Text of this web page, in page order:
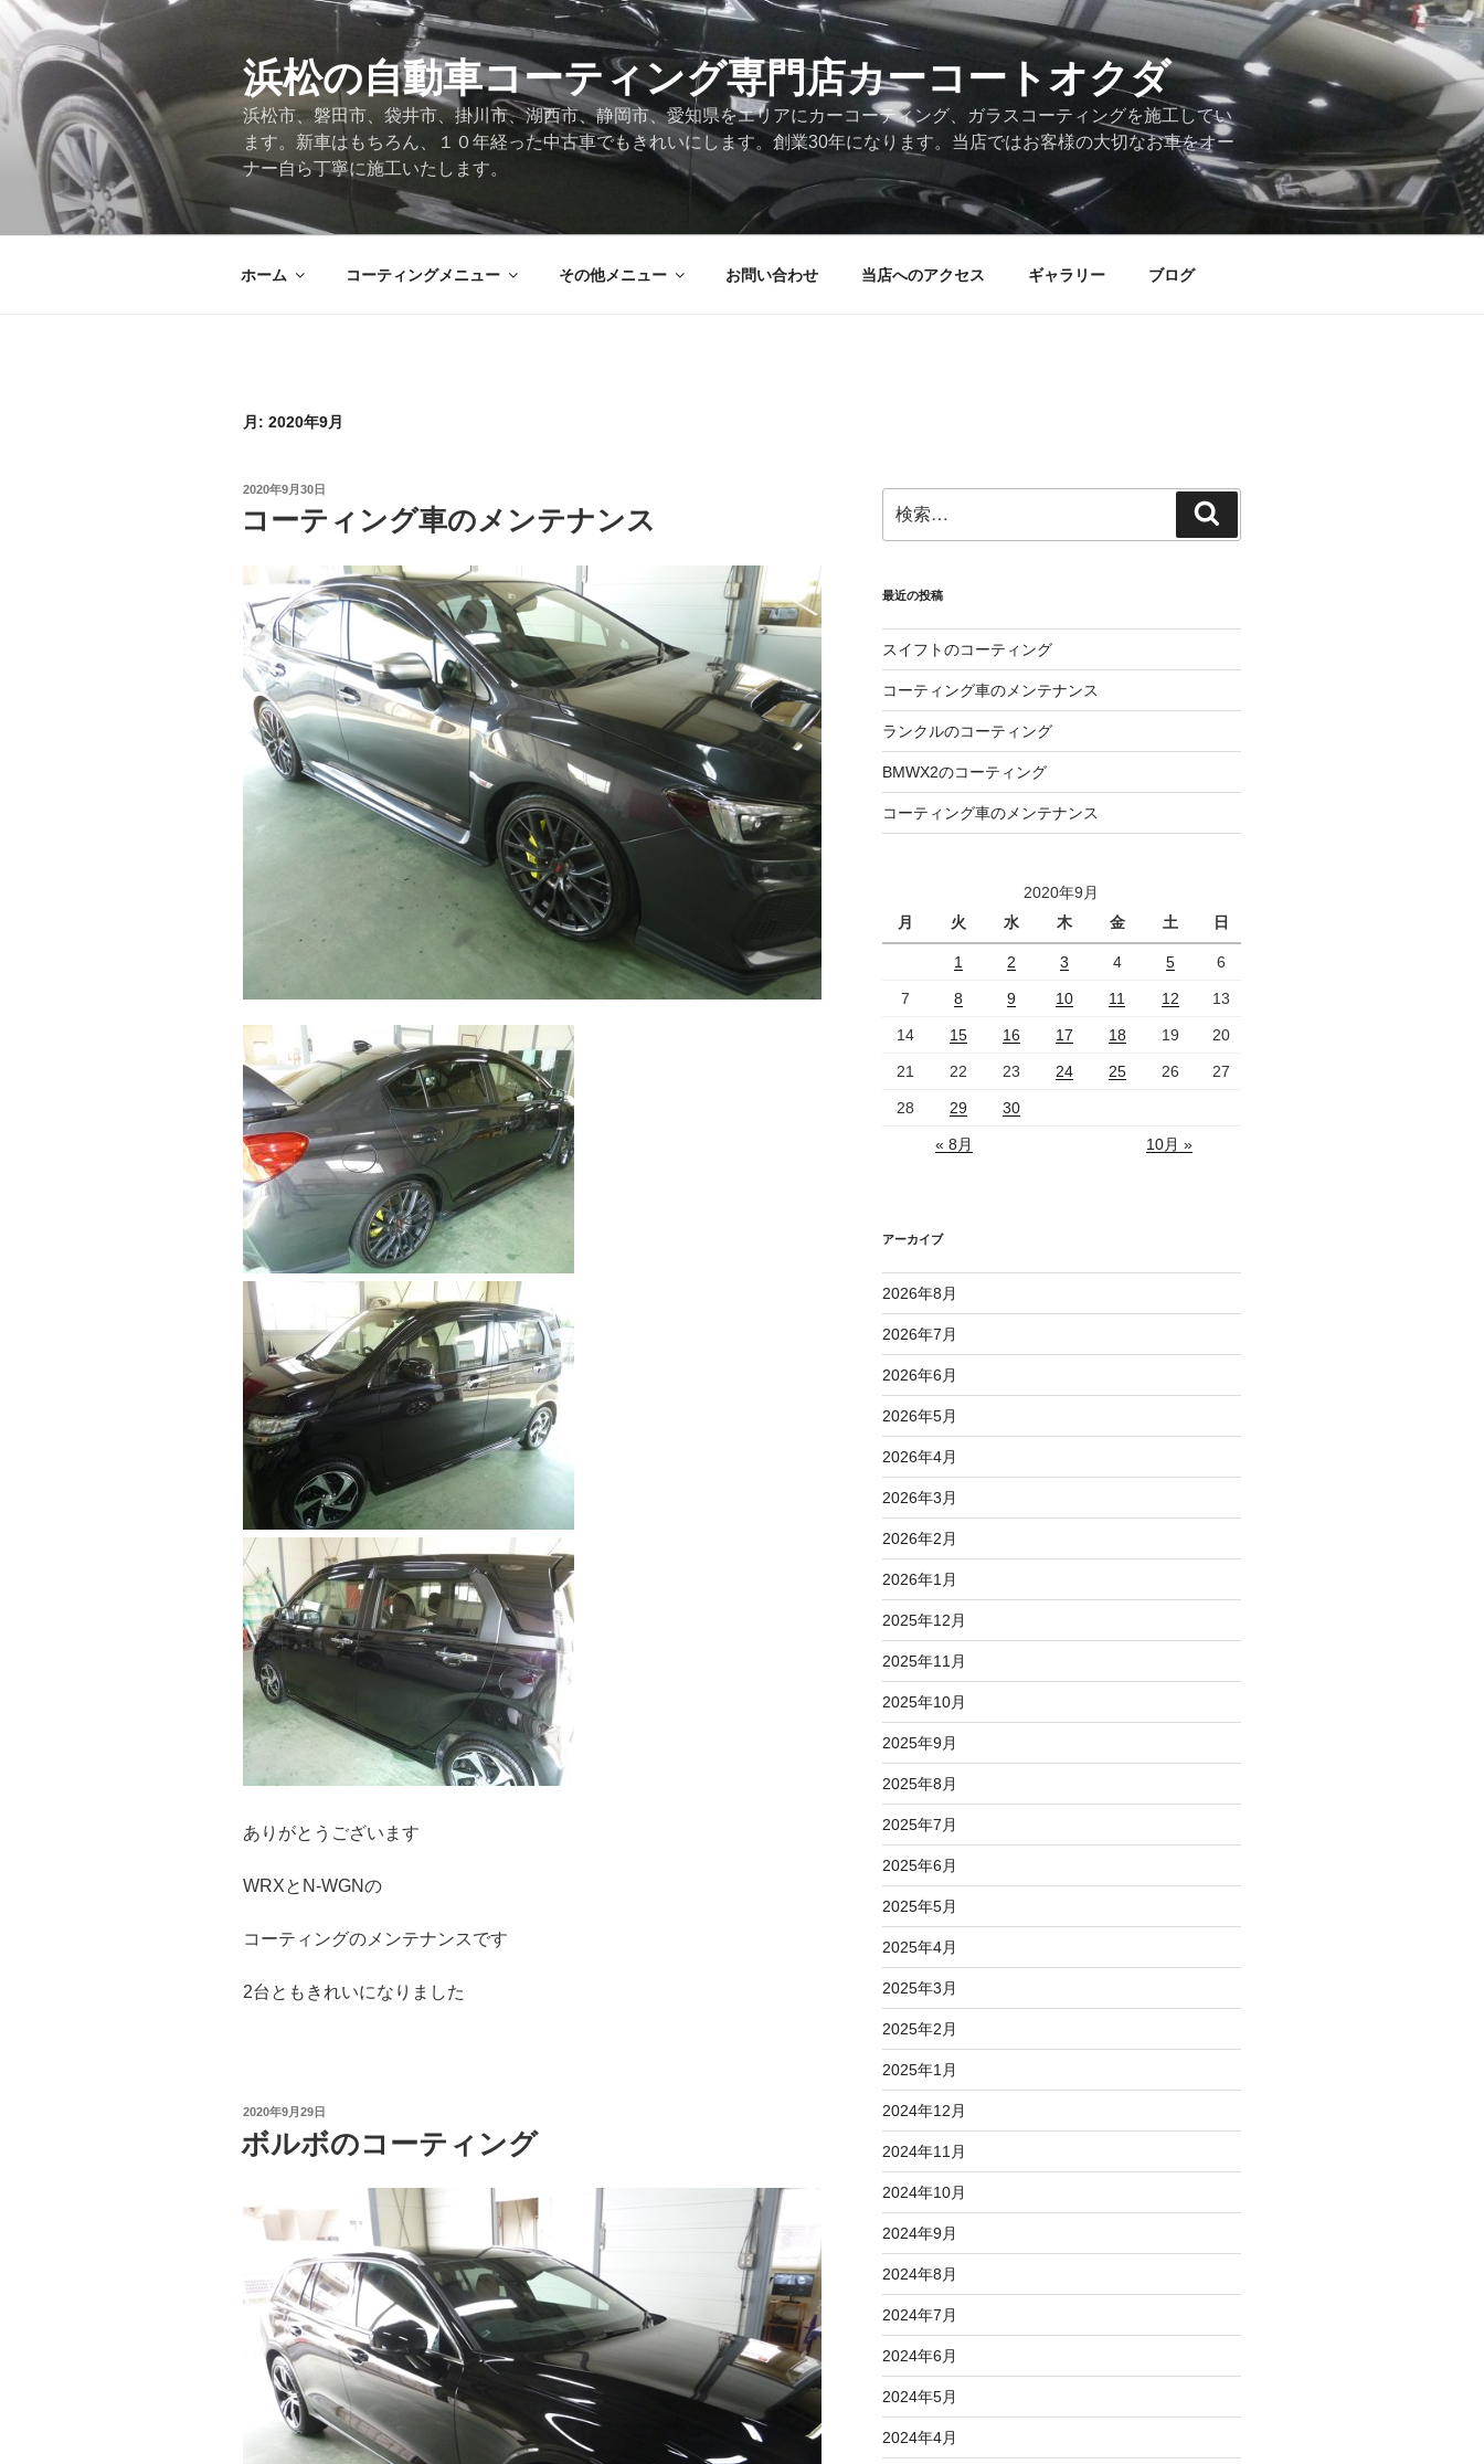
コ
ン
テ
ツ
浜松の自動車コーティング専門店カーコートオクダ
浜松市、磐田市、袋井市、掛川市、湖西市、静岡市、愛知県をエリアにカーコーティング、ガラスコーティングを施工してい
ます。新車はもちろん、１０年経った中古車でもきれいにします。創業30年になります。当店ではお客様の大切なお車をオー
ナー自ら丁寧に施工いたします。
ホーム コーティングメニュー その他メニュー お問い合わせ 当店へのアクセス ギャラリー ブログ
月: 2020年9月
投
日:
2020年9月30日
コーティング車のメンテナンス
ありがとうございます
WRXとN-WGNの
コーティングのメンテナンスです
2台ともきれいになりました
投
日:
2020年9月29日
ボルボのコーティング
索:
索
最近の投稿
スイフトのコーティング
コーティング車のメンテナンス
ランクルのコーティング
BMWX2のコーティング
コーティング車のメンテナンス
2020年9月
月
火 水 木 金 土 日
1 2 3 4 5 6
7 8 9 10 11 12 13
14 15 16 17 18 19 20
21 22 23 24 25 26 27
28 29 30
« 8月 10月 »
アーカイブ
2026年8月
2026年7月
2026年6月
2026年5月
2026年4月
2026年3月
2026年2月
2026年1月
2025年12月
2025年11月
2025年10月
2025年9月
2025年8月
2025年7月
2025年6月
2025年5月
2025年4月
2025年3月
2025年2月
2025年1月
2024年12月
2024年11月
2024年10月
2024年9月
2024年8月
2024年7月
2024年6月
2024年5月
2024年4月